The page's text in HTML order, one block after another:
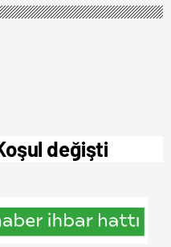
değişti